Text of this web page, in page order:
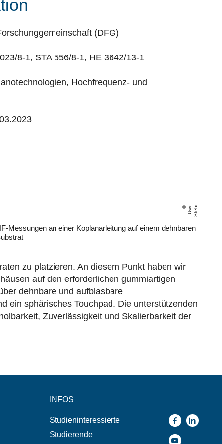
(DFG)
8-1, STA 556/8-1, HE 3642/13-1
Hochfrequenz- und
U
w
e
S
t
e
h r
Messungen an einer Koplanarleitung auf einem dehnbaren
zu platzieren. An diesem Punkt haben wir
auf den erforderlichen gummiartigen
dehnbare und aufblasbare
ein sphärisches Touchpad. Die unterstützenden
Zuverlässigkeit und Skalierbarkeit der
INFOS
Studieninteressierte
Studierende